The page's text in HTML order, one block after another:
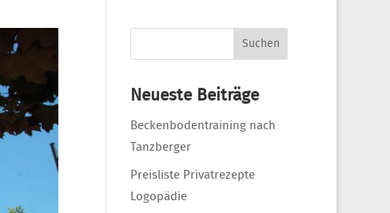
nach:
Neueste Beiträge
Beckenbodentraining nach
Tanzberger
Preisliste Privatrezepte
Logopädie